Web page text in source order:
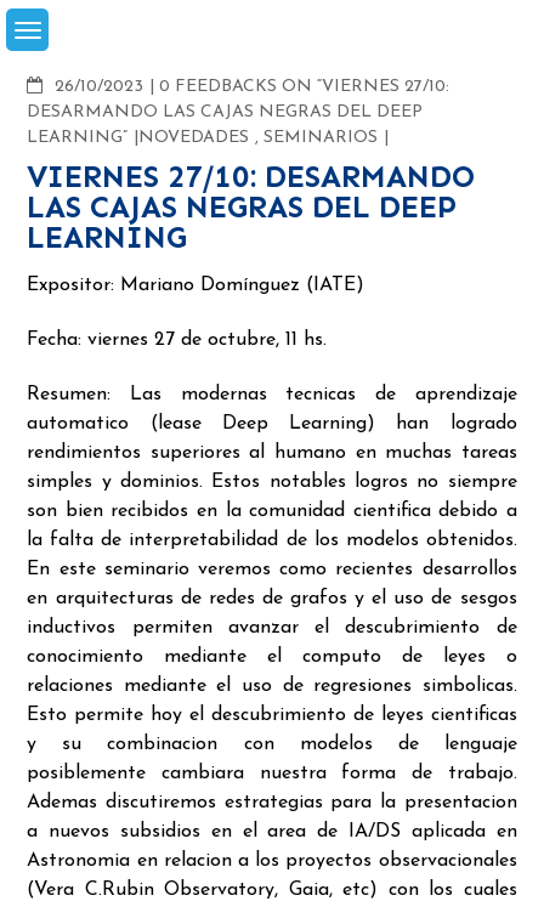
Skip
to
26/10/2023
COMMENTS
0 FEEDBACKS ON “VIERNES 27/10:
DESARMANDO LAS CAJAS NEGRAS DEL DEEP
LEARNING”
NOVEDADES ,SEMINARIOS
VIERNES 27/10: DESARMANDO
LAS CAJAS NEGRAS DEL DEEP
LEARNING
Expositor: Mariano Domínguez (IATE)
Fecha: viernes 27 de octubre, 11 hs.
Resumen: Las modernas tecnicas de aprendizaje
automatico (lease Deep Learning) han logrado
rendimientos superiores al humano en muchas tareas
simples y dominios. Estos notables logros no siempre
son bien recibidos en la comunidad cientifica debido a
la falta de interpretabilidad de los modelos obtenidos.
En este seminario veremos como recientes desarrollos
en arquitecturas de redes de grafos y el uso de sesgos
inductivos permiten avanzar el descubrimiento de
conocimiento mediante el computo de leyes o
relaciones mediante el uso de regresiones simbolicas.
Esto permite hoy el descubrimiento de leyes cientificas
y su combinacion con modelos de lenguaje
posiblemente cambiara nuestra forma de trabajo.
Ademas discutiremos estrategias para la presentacion
a nuevos subsidios en el area de IA/DS aplicada en
Astronomia en relacion a los proyectos observacionales
(Vera C.Rubin Observatory, Gaia, etc) con los cuales